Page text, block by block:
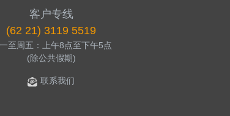
客户专线
(62 21) 3119 5519
至周五：上午8点至下午5点
(除公共假期)
联系我们